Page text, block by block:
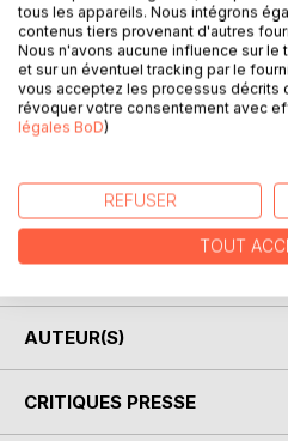
HISTORIETTES, suite de
où des tranches de vie banales
AUTEUR(S)
CRITIQUES PRESSE
tous les appareils. Nous intégrons
contenus tiers provenant d'autres
Nous n'avons aucune influence sur
et sur un éventuel tracking par le
vous acceptez les processus décrits
révoquer votre consentement avec
légales BoD)
REFUSER
TOUT